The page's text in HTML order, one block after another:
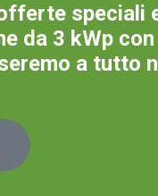
speciali
da 3 kWp
a tutto